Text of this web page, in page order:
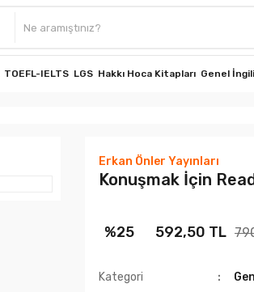
TOEFL-IELTS LGS Hakkı Hoca Kitapları Genel
Erkan Önler Yayınları
Konuşmak İçin
%25 592,50 TL
Kategori